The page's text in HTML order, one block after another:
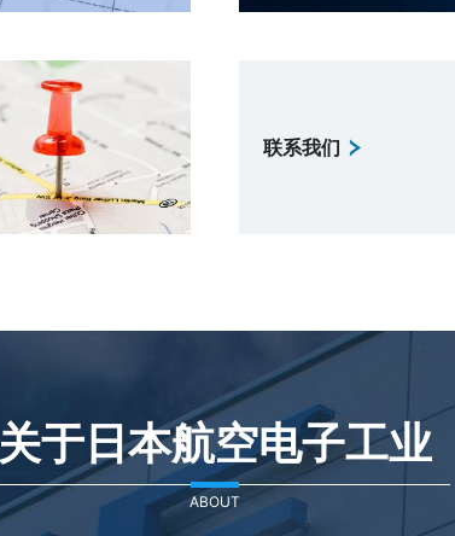
联系我们
关于日本航空电子工业
ABOUT